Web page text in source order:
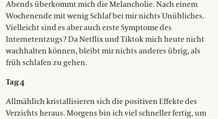
Abends überkommt mich die Melancholie. Nach einem
Wochenende mit wenig Schlaf bei mir nichts Unübliches.
Vielleicht sind es aber auch erste Symptome des
Internetentzugs? Da Netflix und Tiktok mich heute nicht
wachhalten können, bleibt mir nichts anderes übrig, als
früh schlafen zu gehen.
Tag 4
Allmählich kristallisieren sich die positiven Effekte des
Verzichts heraus. Morgens bin ich viel schneller fertig, um